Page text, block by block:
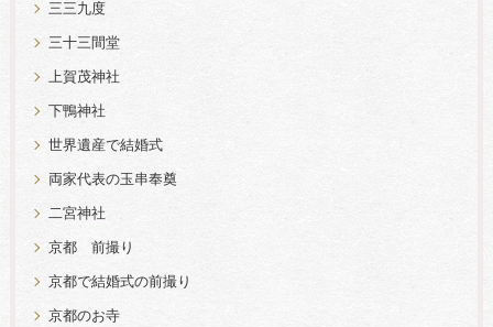
三三九度
三十三間堂
上賀茂神社
下鴨神社
世界遺産で結婚式
両家代表の玉串奉奠
二宮神社
京都 前撮り
京都で結婚式の前撮り
京都のお寺